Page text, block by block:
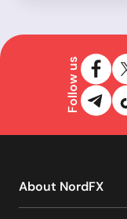
Follow us
About NordFX